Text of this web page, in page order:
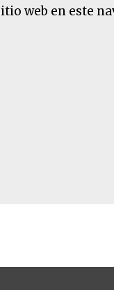
web en este